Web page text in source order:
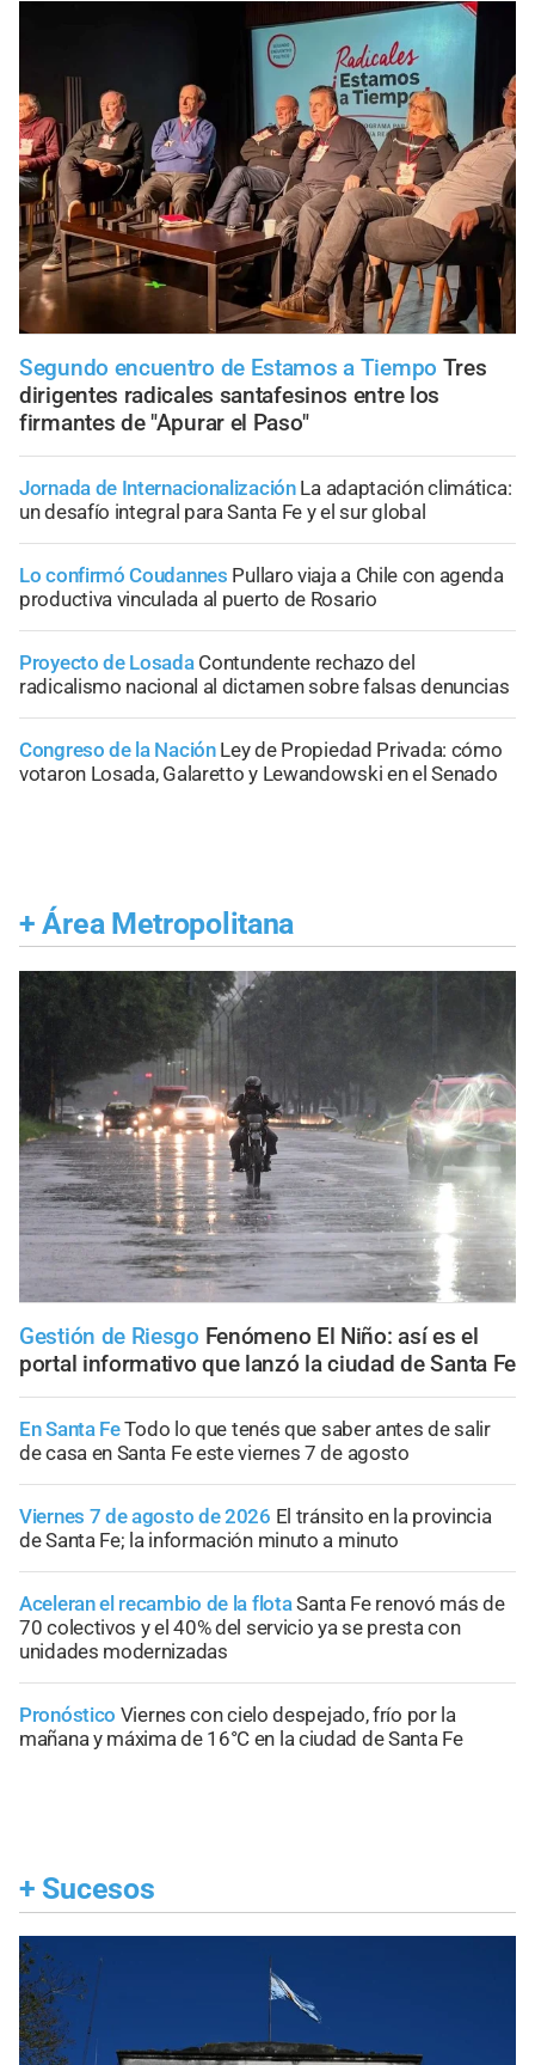
Segundo encuentro de Estamos a Tiempo Tres
dirigentes radicales santafesinos entre los
firmantes de "Apurar el Paso"
Jornada de Internacionalización La adaptación climática:
un desafío integral para Santa Fe y el sur global
Lo confirmó Coudannes Pullaro viaja a Chile con agenda
productiva vinculada al puerto de Rosario
Proyecto de Losada Contundente rechazo del
radicalismo nacional al dictamen sobre falsas denuncias
Congreso de la Nación Ley de Propiedad Privada: cómo
votaron Losada, Galaretto y Lewandowski en el Senado
+ Área Metropolitana
Gestión de Riesgo Fenómeno El Niño: así es el
portal informativo que lanzó la ciudad de Santa Fe
En Santa FeTodo lo que tenés que saber antes de salir
de casa en Santa Fe este viernes 7 de agosto
Viernes 7 de agosto de 2026 El tránsito en la provincia
de Santa Fe; la información minuto a minuto
Aceleran el recambio de la flotaSanta Fe renovó más de
70 colectivos y el 40% del servicio ya se presta con
unidades modernizadas
Pronóstico Viernes con cielo despejado, frío por la
mañana y máxima de 16°C en la ciudad de Santa Fe
+ Sucesos